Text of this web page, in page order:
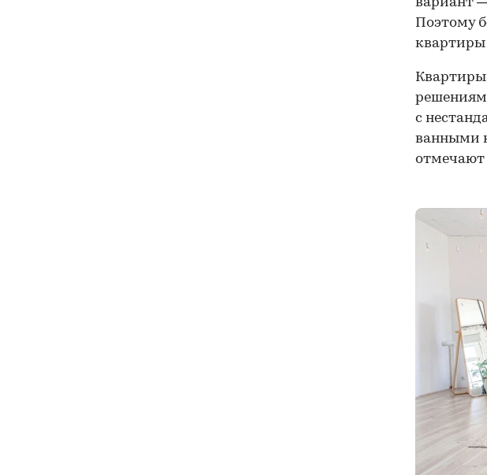
Поэтому
квартиры
с
ванными